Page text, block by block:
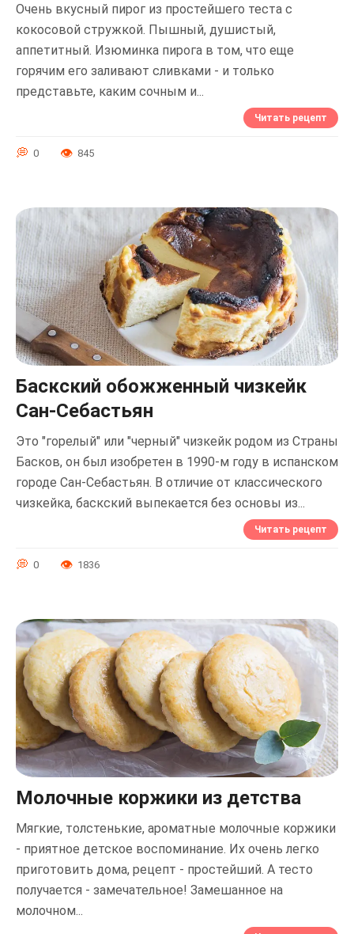
Очень вкусный пирог из простейшего теста с
кокосовой стружкой. Пышный, душистый,
аппетитный. Изюминка пирога в том, что еще
горячим его заливают сливками - и только
представьте, каким сочным и...
Читать рецепт
0 845
Баскский обожженный чизкейк
Сан-Себастьян
Это "горелый" или "черный" чизкейк родом из Страны
Басков, он был изобретен в 1990-м году в испанском
городе Сан-Себастьян. В отличие от классического
чизкейка, баскский выпекается без основы из...
Читать рецепт
0 1836
Молочные коржики из детства
Мягкие, толстенькие, ароматные молочные коржики
- приятное детское воспоминание. Их очень легко
приготовить дома, рецепт - простейший. А тесто
получается - замечательное! Замешанное на
молочном...